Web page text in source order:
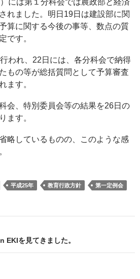
れました。明日19日は建設部に関
算に関する今後の事等、数点の質
です。
われ、22日には、各分科会で納得
もの等が総括質問として予算審査
ます。
会、特別委員会等の結果を26日の
ます。
略しているものの、このような感
平成25年 教育行政方針 第一定例会
EKIを見てきました。